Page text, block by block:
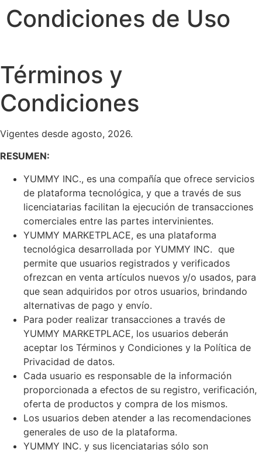
Condiciones de Uso
Términos y
Condiciones
Vigentes desde agosto, 2026.
RESUMEN:
YUMMY INC., es una compañía que ofrece servicios
de plataforma tecnológica, y que a través de sus
licenciatarias facilitan la ejecución de transacciones
comerciales entre las partes intervinientes.
YUMMY MARKETPLACE, es una plataforma
tecnológica desarrollada por YUMMY INC. que
permite que usuarios registrados y verificados
ofrezcan en venta artículos nuevos y/o usados, para
que sean adquiridos por otros usuarios, brindando
alternativas de pago y envío.
Para poder realizar transacciones a través de
YUMMY MARKETPLACE, los usuarios deberán
aceptar los Términos y Condiciones y la Política de
Privacidad de datos.
Cada usuario es responsable de la información
proporcionada a efectos de su registro, verificación,
oferta de productos y compra de los mismos.
Los usuarios deben atender a las recomendaciones
generales de uso de la plataforma.
YUMMY INC. y sus licenciatarias sólo son